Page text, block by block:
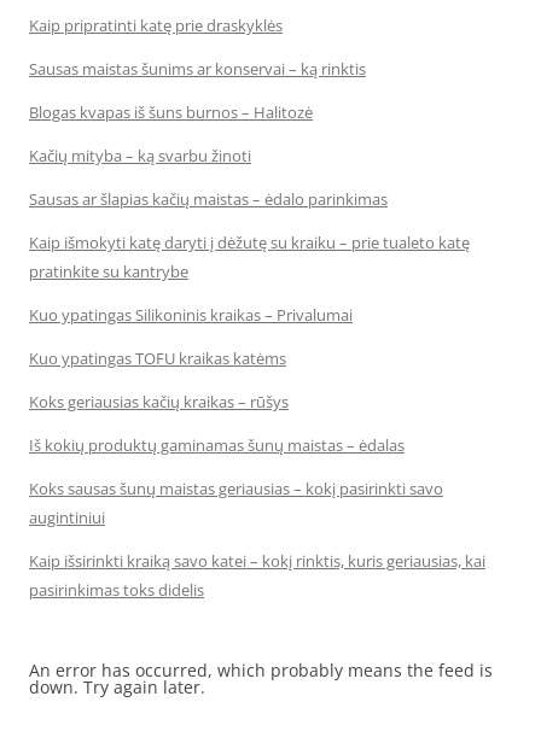
Kaip pripratinti katę prie draskyklės
Sausas maistas šunims ar konservai – ką rinktis
Blogas kvapas iš šuns burnos – Halitozė
Kačių mityba – ką svarbu žinoti
Sausas ar šlapias kačių maistas – ėdalo parinkimas
Kaip išmokyti katę daryti į dėžutę su kraiku – prie tualeto katę
pratinkite su kantrybe
Kuo ypatingas Silikoninis kraikas – Privalumai
Kuo ypatingas TOFU kraikas katėms
Koks geriausias kačių kraikas – rūšys
Iš kokių produktų gaminamas šunų maistas – ėdalas
Koks sausas šunų maistas geriausias – kokį pasirinkti savo
augintiniui
Kaip išsirinkti kraiką savo katei – kokį rinktis, kuris geriausias, kai
pasirinkimas toks didelis
An error has occurred, which probably means the feed is
down. Try again later.